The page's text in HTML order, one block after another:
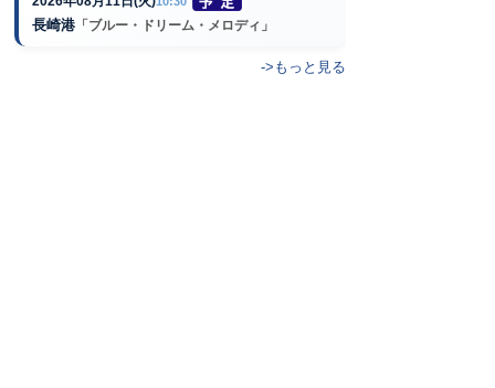
長崎港 「ブルー・ドリーム・メロディ」
->もっと見る